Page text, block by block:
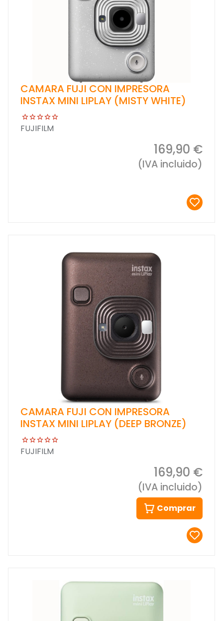
CAMARA FUJI CON IMPRESORA
INSTAX MINI LIPLAY (MISTY WHITE)
FUJIFILM
169,90 €
(IVA incluido)
CAMARA FUJI CON IMPRESORA
INSTAX MINI LIPLAY (DEEP BRONZE)
FUJIFILM
169,90 €
(IVA incluido)
Comprar